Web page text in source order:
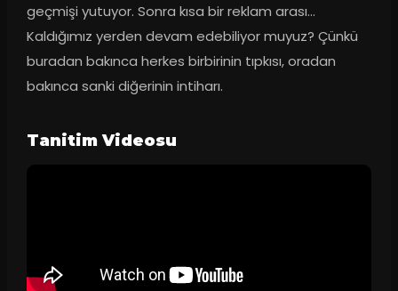
geçmişi yutuyor. Sonra kısa bir reklam arası…
Kaldığımız yerden devam edebiliyor muyuz? Çünkü
buradan bakınca herkes birbirinin tıpkısı, oradan
bakınca sanki diğerinin intiharı.
Tanitim Videosu